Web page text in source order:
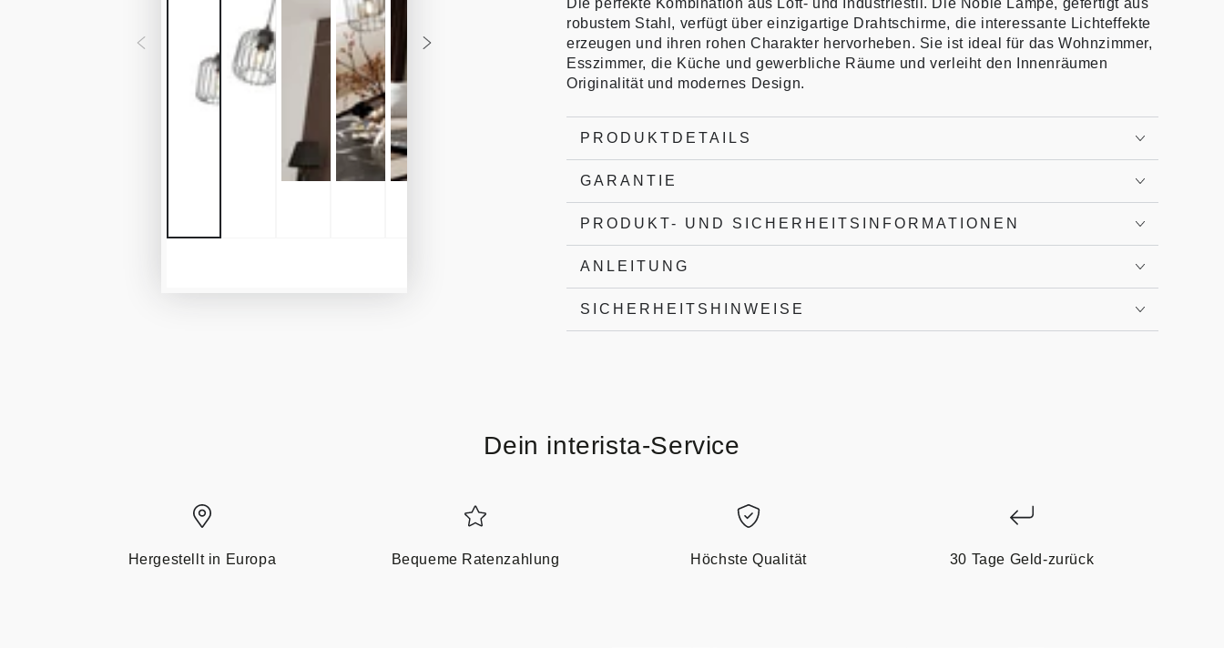
robustem Stahl, verfügt über einzigartige Drahtschirme, die interessante Lichteffekte
erzeugen und ihren rohen Charakter hervorheben. Sie ist ideal für das Wohnzimmer,
Esszimmer, die Küche und gewerbliche Räume und verleiht den Innenräumen
Originalität und modernes Design.
PRODUKTDETAILS
GARANTIE
PRODUKT- UND SICHERHEITSINFORMATIONEN
ANLEITUNG
SICHERHEITSHINWEISE
Dein interista-Service
Hergestellt in Europa Bequeme Ratenzahlung Höchste Qualität 30 Tage Geld-zurück